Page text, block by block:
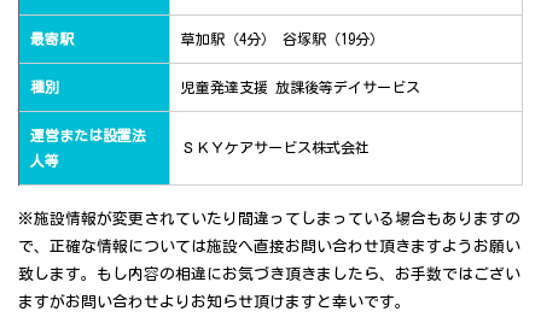
最寄駅 草加駅（4分） 谷塚駅（19分）
種別 児童発達支援 放課後等デイサービス
運営または設置法
人等
ＳＫＹケアサービス株式会社
※施設情報が変更されていたり間違ってしまっている場合もありますの
で、正確な情報については施設へ直接お問い合わせ頂きますようお願い
致します。もし内容の相違にお気づき頂きましたら、お手数ではござい
ますがお問い合わせよりお知らせ頂けますと幸いです。